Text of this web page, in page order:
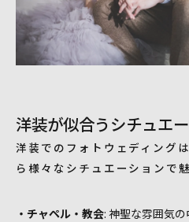
洋装が似合うシチュエ
洋装でのフォトウェディング
ら様々なシチュエーションで
・チャペル・教会: 神聖な雰囲気